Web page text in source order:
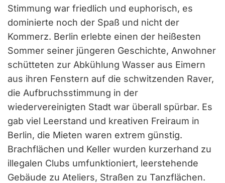
Stimmung war friedlich und euphorisch, es
dominierte noch der Spaß und nicht der
Kommerz. Berlin erlebte einen der heißesten
Sommer seiner jüngeren Geschichte, Anwohner
schütteten zur Abkühlung Wasser aus Eimern
aus ihren Fenstern auf die schwitzenden Raver,
die Aufbruchsstimmung in der
wiedervereinigten Stadt war überall spürbar. Es
gab viel Leerstand und kreativen Freiraum in
Berlin, die Mieten waren extrem günstig.
Brachflächen und Keller wurden kurzerhand zu
illegalen Clubs umfunktioniert, leerstehende
Gebäude zu Ateliers, Straßen zu Tanzflächen.